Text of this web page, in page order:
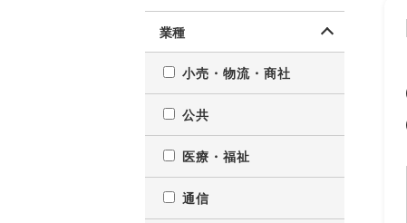
業種
小売・物流・商社
公共
医療・福祉
通信